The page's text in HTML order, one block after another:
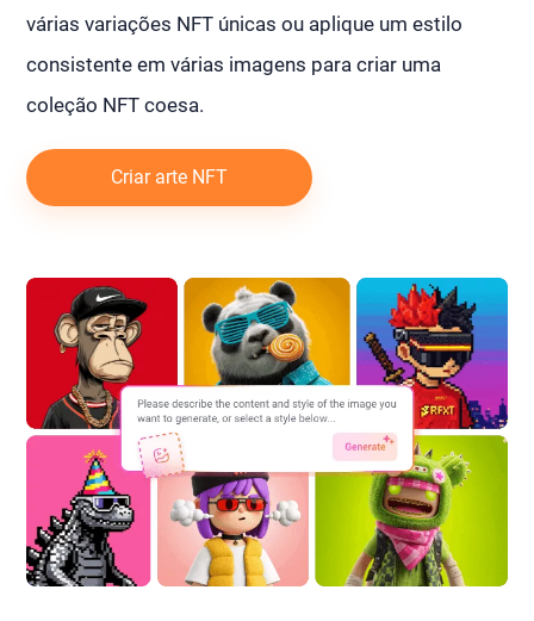
várias variações NFT únicas ou aplique um estilo
consistente em várias imagens para criar uma
coleção NFT coesa.
Criar arte NFT